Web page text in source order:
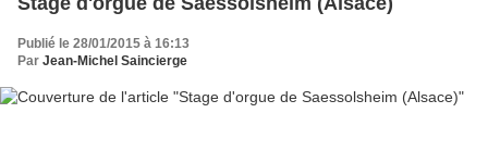
Publié le 28/01/2015 à 16:13
Par Jean-Michel Saincierge